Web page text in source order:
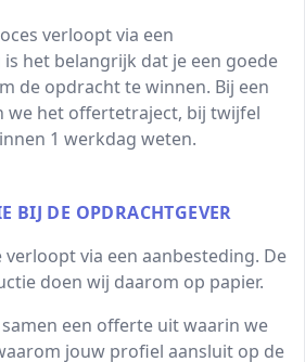
verloopt via een
het belangrijk dat je een goede
de opdracht te winnen. Bij een
we het offertetraject, bij twijfel
1 werkdag weten.
BIJ DE OPDRACHTGEVER
via een aanbesteding. De
doen wij daarom op papier.
een offerte uit waarin we
jouw profiel aansluit op de